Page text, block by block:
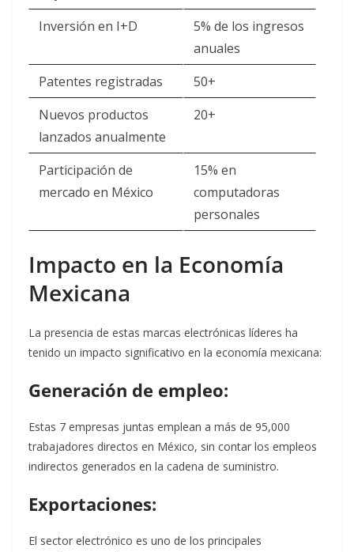
Inversión en I+D
5% de los ingresos
anuales
Patentes registradas
50+
Nuevos productos
lanzados anualmente
20+
Participación de
mercado en México
15% en
computadoras
personales
Impacto en la Economía
Mexicana
La presencia de estas marcas electrónicas líderes ha
tenido un impacto significativo en la economía mexicana:
Generación de empleo:
Estas 7 empresas juntas emplean a más de 95,000
trabajadores directos en México, sin contar los empleos
indirectos generados en la cadena de suministro.
Exportaciones:
El sector electrónico es uno de los principales